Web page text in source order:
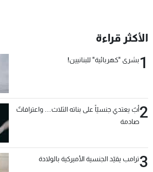
الأكثر قراءة
1بشرى "كهربائية" للبنانيين!
2أبٌ يعتدي جنسيّاً على بناته الثلاث… واعترافاتٌ
صادمة
3ترامب يقيّد الجنسية الأميركية بالولادة